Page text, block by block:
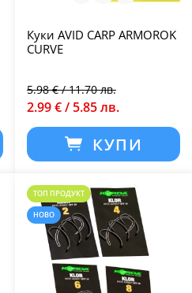
Куки AVID CARP ARMOROK
CURVE
5.98 € / 11.70 лв.
2.99 € / 5.85 лв.
КУПИ
ТОП ПРОДУКТ
НОВО